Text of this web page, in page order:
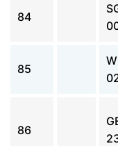
84
85
86